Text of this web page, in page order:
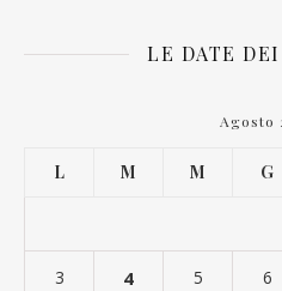
LE DATE
Agosto
L M M G
3 4 5 6